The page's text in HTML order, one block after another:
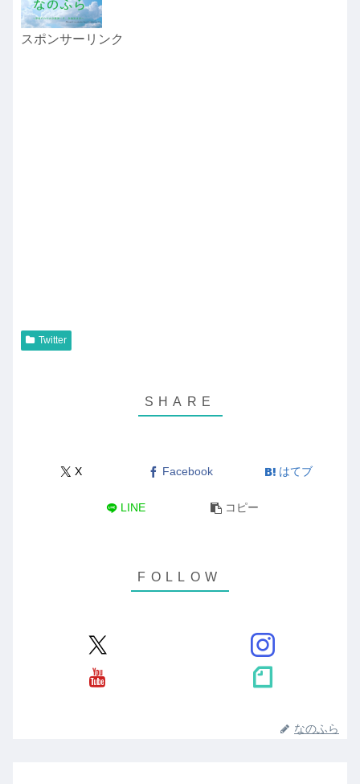
スポンサーリンク
Twitter
X Facebook はてブ
LINE コピー
なのふら